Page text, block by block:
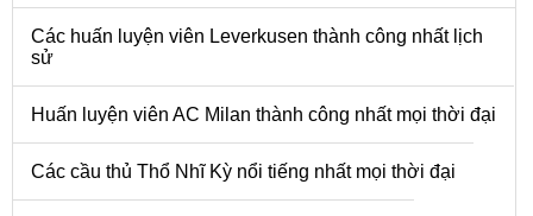
Các huấn luyện viên Leverkusen thành công nhất lịch
sử
Huấn luyện viên AC Milan thành công nhất mọi thời đại
Các cầu thủ Thổ Nhĩ Kỳ nổi tiếng nhất mọi thời đại